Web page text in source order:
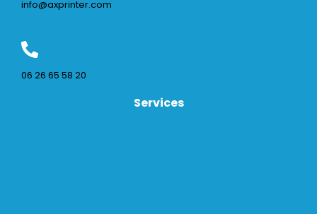
info@axprinter.com
06 26 65 58 20
Services